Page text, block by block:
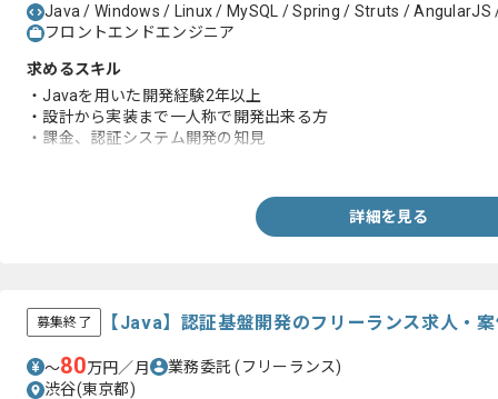
Java / Windows / Linux / MySQL / Spring / Struts / AngularJS
フロントエンドエンジニア
求めるスキル
・Javaを用いた開発経験2年以上
・設計から実装まで一人称で開発出来る方
・課金、認証システム開発の知見
詳細を見る
募集終了 【Java】認証基盤開発のフリーランス求人・
〜80万円／月 業務委託(フリーランス)
渋谷(東京都)